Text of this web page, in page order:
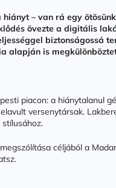
hiányt – van rá egy
övezte a digitális
biztonságossá
alapján is
piacon: a hiánytalanul
versenytársak.
céljából a